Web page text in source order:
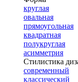
круглая
овальная
прямоугольная
квадратная
полукруглая
асимметрия
Стилистика
современный
классический